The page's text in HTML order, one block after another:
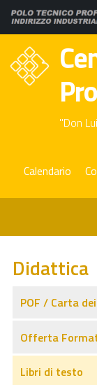
"Don
Calendario
Didattica
POF / Carta
Offerta
Libri di testo